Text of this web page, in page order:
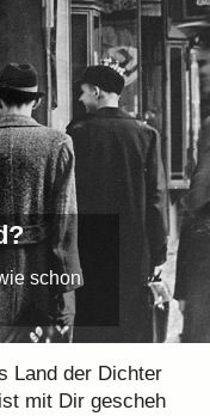
schon
Land der Dichter
mit Dir gescheh